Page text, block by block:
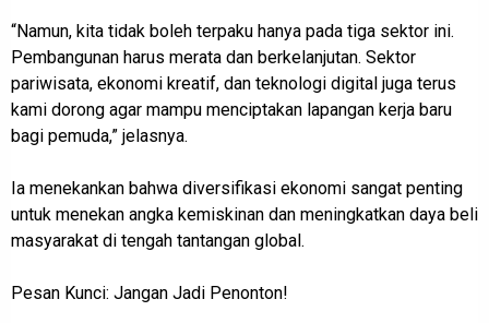
“Namun, kita tidak boleh terpaku hanya pada tiga sektor ini.
Pembangunan harus merata dan berkelanjutan. Sektor
pariwisata, ekonomi kreatif, dan teknologi digital juga terus
kami dorong agar mampu menciptakan lapangan kerja baru
bagi pemuda,” jelasnya.
Ia menekankan bahwa diversifikasi ekonomi sangat penting
untuk menekan angka kemiskinan dan meningkatkan daya beli
masyarakat di tengah tantangan global.
Pesan Kunci: Jangan Jadi Penonton!